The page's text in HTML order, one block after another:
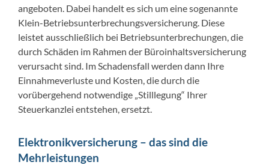
angeboten. Dabei handelt es sich um eine sogenannte
Klein-Betriebsunterbrechungsversicherung. Diese
leistet ausschließlich bei Betriebsunterbrechungen, die
durch Schäden im Rahmen der Büroinhaltsversicherung
verursacht sind. Im Schadensfall werden dann Ihre
Einnahmeverluste und Kosten, die durch die
vorübergehend notwendige „Stilllegung“ Ihrer
Steuerkanzlei entstehen, ersetzt.
Elektronikversicherung – das sind die
Mehrleistungen